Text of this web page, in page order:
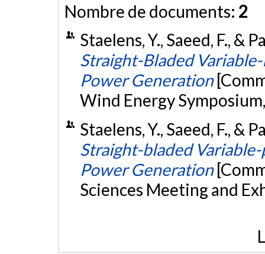
Nombre de documents: 2
Staelens, Y., Saeed, F., &
Straight-Bladed
Power Generation
Wind Energy
Staelens, Y., Saeed, F., &
Straight-bladed
Power Generation
Sciences Meeting and